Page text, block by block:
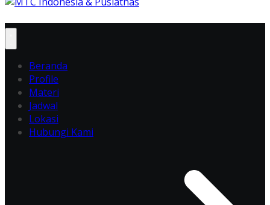
Beranda
Profile
Materi
Jadwal
Lokasi
Hubungi Kami